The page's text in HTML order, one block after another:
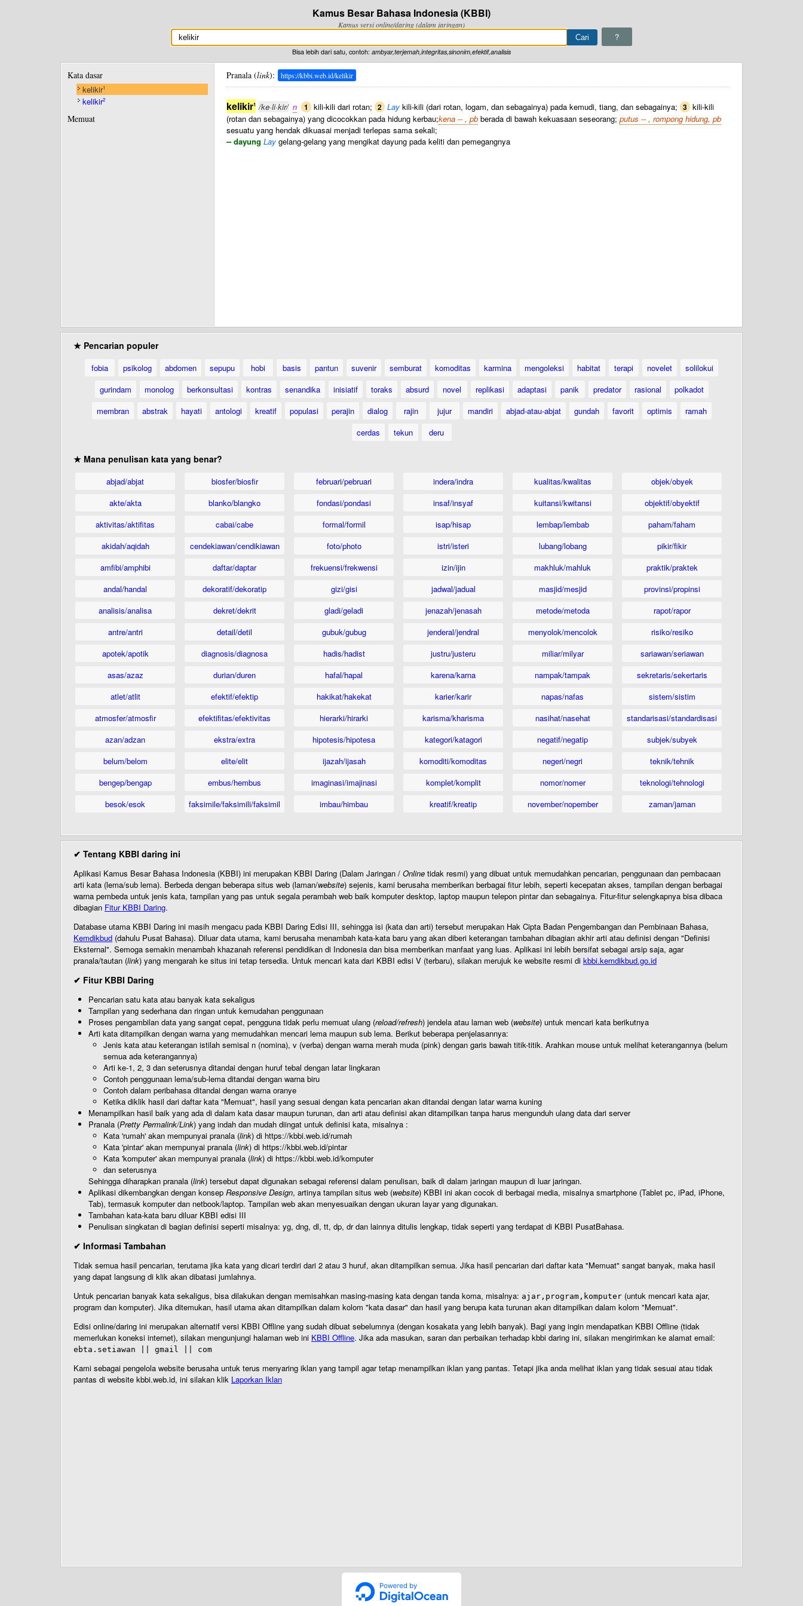
Kamus Besar Bahasa Indonesia (KBBI)
Kamus versi online/daring (dalam jaringan)
?
Bisa lebih dari satu, contoh: ambyar,terjemah,integritas,sinonim,efektif,analisis
Kata dasar
kelikir1
kelikir2
Memuat
Pranala (link): https://kbbi.web.id/kelikir
kelikir1 /ke·li·kir/ n 1 kili-kili dari rotan; 2 Lay kili-kili (dari rotan, logam, dan sebagainya) pada kemudi, tiang, dan sebagainya; 3 kili-kili
(rotan dan sebagainya) yang dicocokkan pada hidung kerbau;kena -- , pb berada di bawah kekuasaan seseorang; putus -- , rompong hidung, pb
sesuatu yang hendak dikuasai menjadi terlepas sama sekali;
-- dayung Lay gelang-gelang yang mengikat dayung pada keliti dan pemegangnya
★ Pencarian populer
fobia psikolog abdomen sepupu hobi basis pantun suvenir semburat komoditas karmina mengoleksi habitat terapi novelet
solilokui
gurindam
monolog berkonsultasi kontras senandika inisiatif toraks absurd novel replikasi adaptasi panik predator rasional
polkadot
membran
abstrak hayati antologi kreatif populasi perajin dialog rajin jujur mandiri abjad-atau-abjat gundah favorit optimis
ramah
cerdas
tekun deru
★ Mana penulisan kata yang benar?
abjad/abjat
akte/akta
aktivitas/aktifitas
akidah/aqidah
amfibi/amphibi
andal/handal
analisis/analisa
antre/antri
apotek/apotik
asas/azaz
atlet/atlit
atmosfer/atmosfir
azan/adzan
belum/belom
bengep/bengap
besok/esok
biosfer/biosfir
blanko/blangko
cabai/cabe
cendekiawan/cendikiawan
daftar/daptar
dekoratif/dekoratip
dekret/dekrit
detail/detil
diagnosis/diagnosa
durian/duren
efektif/efektip
efektifitas/efektivitas
ekstra/extra
elite/elit
embus/hembus
faksimile/faksimili/faksimil
februari/pebruari
fondasi/pondasi
formal/formil
foto/photo
frekuensi/frekwensi
gizi/gisi
gladi/geladi
gubuk/gubug
hadis/hadist
hafal/hapal
hakikat/hakekat
hierarki/hirarki
hipotesis/hipotesa
ijazah/ijasah
imaginasi/imajinasi
imbau/himbau
indera/indra
insaf/insyaf
isap/hisap
istri/isteri
izin/ijin
jadwal/jadual
jenazah/jenasah
jenderal/jendral
justru/justeru
karena/karna
karier/karir
karisma/kharisma
kategori/katagori
komoditi/komoditas
komplet/komplit
kreatif/kreatip
kualitas/kwalitas
kuitansi/kwitansi
lembap/lembab
lubang/lobang
makhluk/mahluk
masjid/mesjid
metode/metoda
menyolok/mencolok
miliar/milyar
nampak/tampak
napas/nafas
nasihat/nasehat
negatif/negatip
negeri/negri
nomor/nomer
november/nopember
objek/obyek
objektif/obyektif
paham/faham
pikir/fikir
praktik/praktek
provinsi/propinsi
rapot/rapor
risiko/resiko
sariawan/seriawan
sekretaris/sekertaris
sistem/sistim
standarisasi/standardisasi
subjek/subyek
teknik/tehnik
teknologi/tehnologi
zaman/jaman
✔ Tentang KBBI daring ini
Aplikasi Kamus Besar Bahasa Indonesia (KBBI) ini merupakan KBBI Daring (Dalam Jaringan / Online tidak resmi) yang dibuat untuk memudahkan pencarian, penggunaan dan pembacaan
arti kata (lema/sub lema). Berbeda dengan beberapa situs web (laman/website) sejenis, kami berusaha memberikan berbagai fitur lebih, seperti kecepatan akses, tampilan dengan berbagai
warna pembeda untuk jenis kata, tampilan yang pas untuk segala perambah web baik komputer desktop, laptop maupun telepon pintar dan sebagainya. Fitur-fitur selengkapnya bisa dibaca
dibagian Fitur KBBI Daring.
Database utama KBBI Daring ini masih mengacu pada KBBI Daring Edisi III, sehingga isi (kata dan arti) tersebut merupakan Hak Cipta Badan Pengembangan dan Pembinaan Bahasa,
Kemdikbud (dahulu Pusat Bahasa). Diluar data utama, kami berusaha menambah kata-kata baru yang akan diberi keterangan tambahan dibagian akhir arti atau definisi dengan "Definisi
Eksternal". Semoga semakin menambah khazanah referensi pendidikan di Indonesia dan bisa memberikan manfaat yang luas. Aplikasi ini lebih bersifat sebagai arsip saja, agar
pranala/tautan (link) yang mengarah ke situs ini tetap tersedia. Untuk mencari kata dari KBBI edisi V (terbaru), silakan merujuk ke website resmi di kbbi.kemdikbud.go.id
✔ Fitur KBBI Daring
Pencarian satu kata atau banyak kata sekaligus
Tampilan yang sederhana dan ringan untuk kemudahan penggunaan
Proses pengambilan data yang sangat cepat, pengguna tidak perlu memuat ulang (reload/refresh) jendela atau laman web (website) untuk mencari kata berikutnya
Arti kata ditampilkan dengan warna yang memudahkan mencari lema maupun sub lema. Berikut beberapa penjelasannya:
Jenis kata atau keterangan istilah semisal n (nomina), v (verba) dengan warna merah muda (pink) dengan garis bawah titik-titik. Arahkan mouse untuk melihat keterangannya (belum
semua ada keterangannya)
Arti ke-1, 2, 3 dan seterusnya ditandai dengan huruf tebal dengan latar lingkaran
Contoh penggunaan lema/sub-lema ditandai dengan warna biru
Contoh dalam peribahasa ditandai dengan warna oranye
Ketika diklik hasil dari daftar kata "Memuat", hasil yang sesuai dengan kata pencarian akan ditandai dengan latar warna kuning
Menampilkan hasil baik yang ada di dalam kata dasar maupun turunan, dan arti atau definisi akan ditampilkan tanpa harus mengunduh ulang data dari server
Pranala (Pretty Permalink/Link) yang indah dan mudah diingat untuk definisi kata, misalnya :
Kata 'rumah' akan mempunyai pranala (link) di https://kbbi.web.id/rumah
Kata 'pintar' akan mempunyai pranala (link) di https://kbbi.web.id/pintar
Kata 'komputer' akan mempunyai pranala (link) di https://kbbi.web.id/komputer
dan seterusnya
Sehingga diharapkan pranala (link) tersebut dapat digunakan sebagai referensi dalam penulisan, baik di dalam jaringan maupun di luar jaringan.
Aplikasi dikembangkan dengan konsep Responsive Design, artinya tampilan situs web (website) KBBI ini akan cocok di berbagai media, misalnya smartphone (Tablet pc, iPad, iPhone,
Tab), termasuk komputer dan netbook/laptop. Tampilan web akan menyesuaikan dengan ukuran layar yang digunakan.
Tambahan kata-kata baru diluar KBBI edisi III
Penulisan singkatan di bagian definisi seperti misalnya: yg, dng, dl, tt, dp, dr dan lainnya ditulis lengkap, tidak seperti yang terdapat di KBBI PusatBahasa.
✔ Informasi Tambahan
Tidak semua hasil pencarian, terutama jika kata yang dicari terdiri dari 2 atau 3 huruf, akan ditampilkan semua. Jika hasil pencarian dari daftar kata "Memuat" sangat banyak, maka hasil
yang dapat langsung di klik akan dibatasi jumlahnya.
Untuk pencarian banyak kata sekaligus, bisa dilakukan dengan memisahkan masing-masing kata dengan tanda koma, misalnya: ajar,program,komputer (untuk mencari kata ajar,
program dan komputer). Jika ditemukan, hasil utama akan ditampilkan dalam kolom "kata dasar" dan hasil yang berupa kata turunan akan ditampilkan dalam kolom "Memuat".
Edisi online/daring ini merupakan alternatif versi KBBI Offline yang sudah dibuat sebelumnya (dengan kosakata yang lebih banyak). Bagi yang ingin mendapatkan KBBI Offline (tidak
memerlukan koneksi internet), silakan mengunjungi halaman web ini KBBI Offline. Jika ada masukan, saran dan perbaikan terhadap kbbi daring ini, silakan mengirimkan ke alamat email:
ebta.setiawan || gmail || com
Kami sebagai pengelola website berusaha untuk terus menyaring iklan yang tampil agar tetap menampilkan iklan yang pantas. Tetapi jika anda melihat iklan yang tidak sesuai atau tidak
pantas di website kbbi.web.id, ini silakan klik Laporkan Iklan